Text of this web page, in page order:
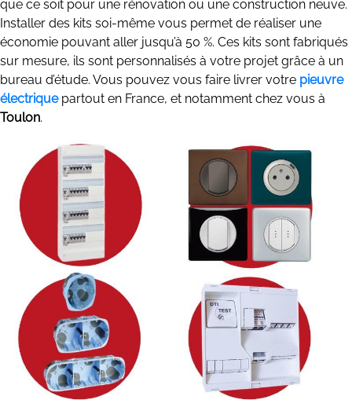
que ce soit pour une rénovation ou une construction neuve.
Installer des kits soi-même vous permet de réaliser une
économie pouvant aller jusqu’à 50 %. Ces kits sont fabriqués
sur mesure, ils sont personnalisés à votre projet grâce à un
bureau d’étude. Vous pouvez vous faire livrer votre pieuvre
électriquepartout en France, et notamment chez vous à
Toulon.